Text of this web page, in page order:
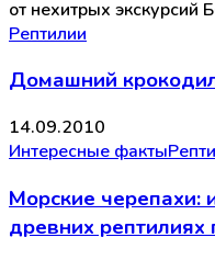
от нехитрых экскурсий
Рептилии
Домашний
14.09.2010
Интересные факты
Морские черепахи:
древних рептилиях